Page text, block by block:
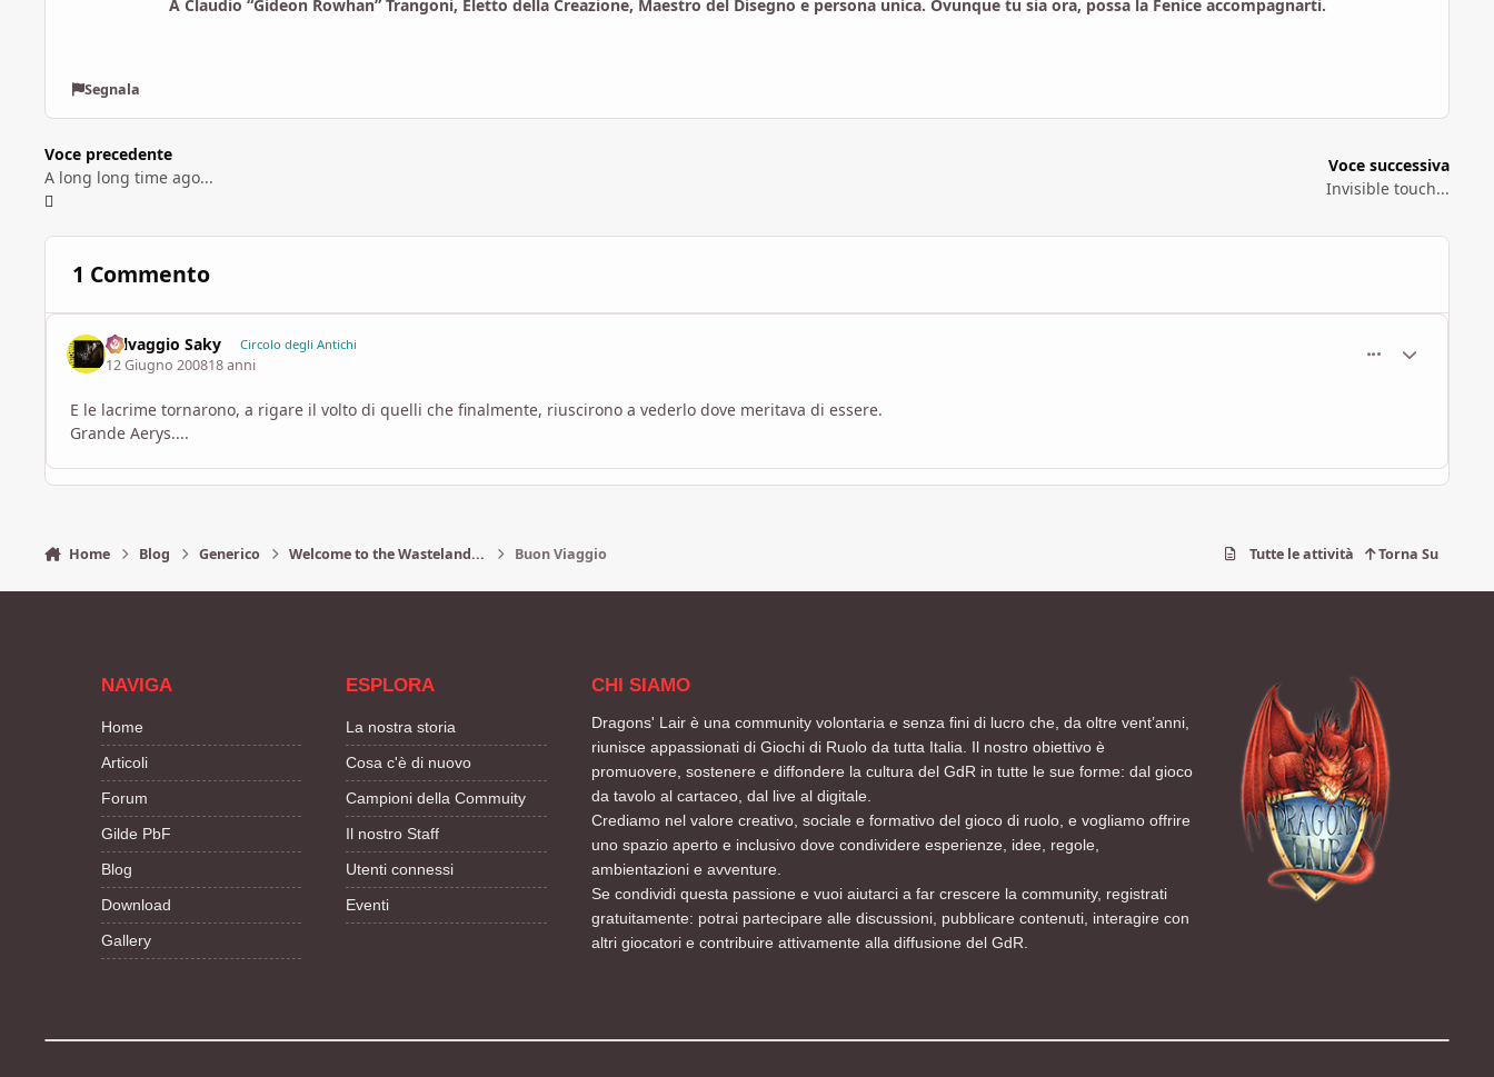
A Claudio “Gideon Rowhan” Trangoni, Eletto della Creazione, Maestro del Disegno e persona unica. Ovunque tu sia ora, possa la Fenice accompagnarti.
Segnala
Voce precedente
A long long time ago...
Voce successiva
Invisible touch...
1 Commento
Selvaggio Saky Circolo degli Antichi
12 Giugno 200818 anni
E le lacrime tornarono, a rigare il volto di quelli che finalmente, riuscirono a vederlo dove meritava di essere.
Grande Aerys....
Home Blog Generico Welcome to the Wasteland... Buon Viaggio Tutte le attività Torna Su
NAVIGA
Home
Articoli
Forum
Gilde PbF
Blog
Download
Gallery
ESPLORA
La nostra storia
Cosa c'è di nuovo
Campioni della Commuity
Il nostro Staff
Utenti connessi
Eventi
CHI SIAMO
Dragons' Lair è una community volontaria e senza fini di lucro che, da oltre vent’anni,
riunisce appassionati di Giochi di Ruolo da tutta Italia. Il nostro obiettivo è
promuovere, sostenere e diffondere la cultura del GdR in tutte le sue forme: dal gioco
da tavolo al cartaceo, dal live al digitale.
Crediamo nel valore creativo, sociale e formativo del gioco di ruolo, e vogliamo offrire
uno spazio aperto e inclusivo dove condividere esperienze, idee, regole,
ambientazioni e avventure.
Se condividi questa passione e vuoi aiutarci a far crescere la community, registrati
gratuitamente: potrai partecipare alle discussioni, pubblicare contenuti, interagire con
altri giocatori e contribuire attivamente alla diffusione del GdR.